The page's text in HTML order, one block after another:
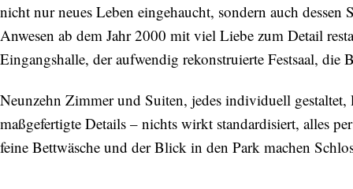
nicht nur neues Leben eingehaucht, sondern auch dessen
Anwesen ab dem Jahr 2000 mit viel Liebe zum Detail
Eingangshalle, der aufwendig rekonstruierte Festsaal,
Neunzehn Zimmer und Suiten, jedes individuell
maßgefertigte Details – nichts wirkt standardisiert, alles
feine Bettwäsche und der Blick in den Park machen